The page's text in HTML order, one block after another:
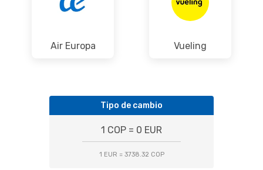
Air Europa Vueling
Tipo de cambio
1 COP = 0 EUR
1 EUR = 3738.32 COP